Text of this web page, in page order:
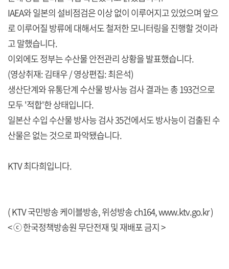
IAEA와 일본의 설비점검은 이상 없이 이루어지고 있었으며 앞으
로 이루어질 방류에 대해서도 철저한 모니터링을 진행할 것이라
고 말했습니다.
이외에도 정부는 수산물 안전관리 상황을 발표했습니다.
(영상취재: 김태우 / 영상편집: 최은석)
생산단계와 유통단계 수산물 방사능 검사 결과는 총 193건으로
모두 '적합'한 상태입니다.
일본산 수입 수산물 방사능 검사 35건에서도 방사능이 검출된 수
산물은 없는 것으로 파악됐습니다.
KTV 최다희입니다.
( KTV 국민방송 케이블방송, 위성방송 ch164,www.ktv.go.kr)
< ⓒ 한국정책방송원 무단전재 및 재배포 금지 >